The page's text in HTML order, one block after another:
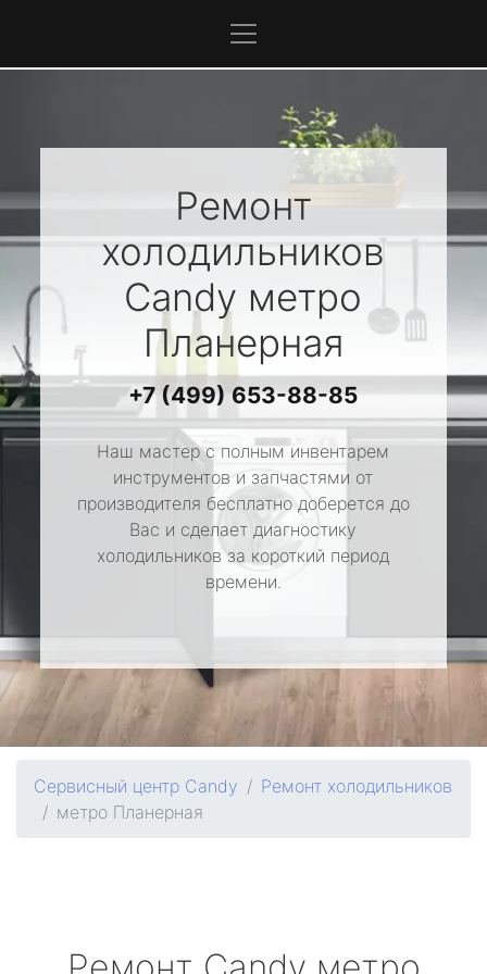
Ремонт
холодильников
Candy метро
Планерная
+7 (499) 653-88-85
Наш мастер с полным инвентарем
инструментов и запчастями от
производителя бесплатно доберется до
Вас и сделает диагностику
холодильников за короткий период
времени.
Сервисный центр Candy
Ремонт холодильников
метро Планерная